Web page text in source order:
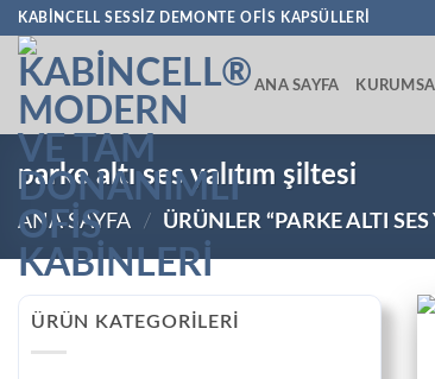
İçeriğe
atla
KABINCELL SESSIZ DEMONTE OFIS KAPSÜLLERI
ANA SAYFA
parke altı ses yalıtım şiltesi
ANA SAYFA / ÜRÜNLER “PARKE ALTI
ÜRÜN KATEGORILERI